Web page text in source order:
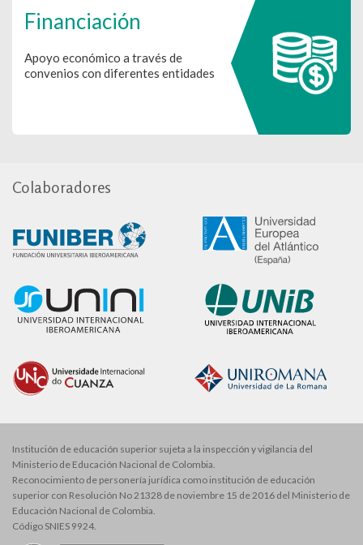
Financiación
Apoyo económico a través de
convenios con diferentes entidades
Colaboradores
Institución de educación superior sujeta a la inspección y vigilancia del
Ministerio de Educación Nacional de Colombia.
Reconocimiento de personería jurídica como institución de educación
superior con Resolución No 21328 de noviembre 15 de 2016 del Ministerio de
Educación Nacional de Colombia.
Código SNIES 9924.